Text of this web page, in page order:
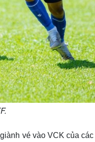
vé vào VCK của